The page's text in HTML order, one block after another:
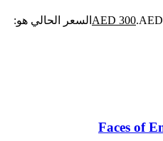
AED
AED 300
السعر الحالي هو: